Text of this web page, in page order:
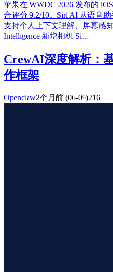
苹果在 WWDC 2026 发布的
合评分 9.2/10。Siri AI 从语音
支持个人上下文理解、屏幕感
Intelligence 新增相机 Si…
CrewAI深度解析：
作框架
Openclaw2个月前 (06-09)216